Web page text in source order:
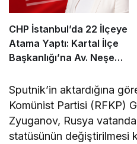
CHP İstanbul’da 22 İlçeye
Atama Yaptı: Kartal İlçe
Başkanlığı’na Av. Neşe
Sputnik’in aktardığına
Komünist Partisi (RFKP)
Zyuganov, Rusya
statüsünün değiştirilmesi